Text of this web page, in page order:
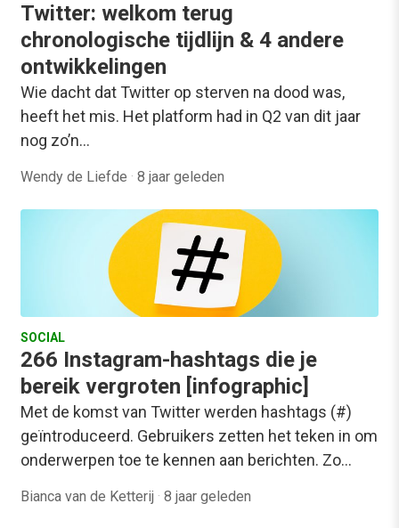
Twitter: welkom terug
chronologische tijdlijn & 4 andere
ontwikkelingen
Wie dacht dat Twitter op sterven na dood was,
heeft het mis. Het platform had in Q2 van dit jaar
nog zo’n…
Wendy de Liefde · 8 jaar geleden
SOCIAL
266 Instagram-hashtags die je
bereik vergroten [infographic]
Met de komst van Twitter werden hashtags (#)
geïntroduceerd. Gebruikers zetten het teken in om
onderwerpen toe te kennen aan berichten. Zo…
Bianca van de Ketterij · 8 jaar geleden